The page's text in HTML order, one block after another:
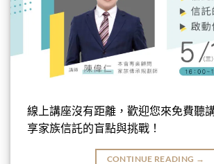
線上講座沒有距離，歡迎您來免費聽
享家族信託的盲點與挑戰！
CONTINUE READING →